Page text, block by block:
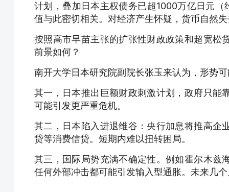
计划，叠加日本主权债务已超1000万亿日元
值与此密切相关。对经济产生怀疑，货币自然
按照高市早苗主张的扩张性财政政策和超宽松
前景如何？
南开大学日本研究院副院长张玉来认为，形势
其一，日本推出巨额财政刺激计划，政府只能
可能引发更严重危机。
其二，日本陷入进退维谷：央行加息将推高企
贷等消费信贷。短期内难以扭转困局。
其三，国际局势充满不确定性。例如霍尔木兹
任何外部冲击都可能引发输入型通胀。未来几